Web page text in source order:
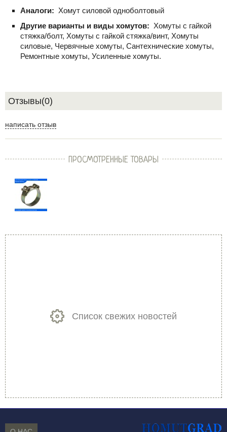
Аналоги: Хомут силовой одноболтовый
Другие варианты и виды хомутов: Хомуты с гайкой
стяжка/болт, Хомуты с гайкой стяжка/винт, Хомуты
силовые, Червячные хомуты, Сантехнические хомуты,
Ремонтные хомуты, Усиленные хомуты.
Отзывы(0)
написать отзыв
ПРОСМОТРЕННЫЕ ТОВАРЫ
Список свежих новостей